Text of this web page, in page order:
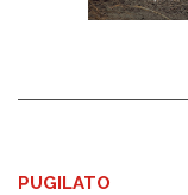
PUGILATO